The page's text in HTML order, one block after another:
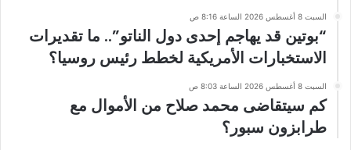
السبت 8 أغسطس 2026 الساعة 8:16 ص
“بوتين قد يهاجم إحدى دول الناتو”.. ما تقديرات
الاستخبارات الأمريكية لخطط رئيس روسيا؟
السبت 8 أغسطس 2026 الساعة 8:03 ص
كم سيتقاضى محمد صلاح من الأموال مع
طرابزون سبور؟